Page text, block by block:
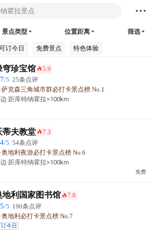
霍拉景点 
景点类型  位置距离  筛选
订今日 免费景点 特色体验
穹珍宝馆 󰺂5.9
/5 25条点评
萨克森三角城市群必打卡景点榜 No.1
·距库特纳霍拉>100km
蒂夫教堂 󰺂7.3
/5 54条点评
奥地利夜游必打卡景点榜 No.6
·距库特纳霍拉>100km
免费
地利国家图书馆 󰺂7.8
/5 190条点评
奥地利必打卡景点榜 No.7
今日